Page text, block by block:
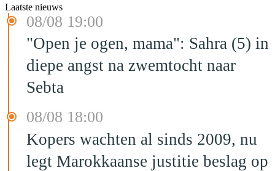
Laatste nieuws
08/08 19:00
"Open je ogen, mama": Sahra (5) in
diepe angst na zwemtocht naar
Sebta
08/08 18:00
Kopers wachten al sinds 2009, nu
legt Marokkaanse justitie beslag op